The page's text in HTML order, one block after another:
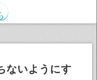
ないようにす